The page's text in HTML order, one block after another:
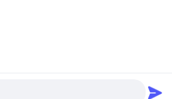
co.,Ltd Alle Rechte vorbehalten.